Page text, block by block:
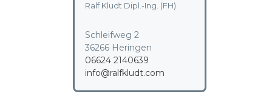
Ralf Kludt Dipl.-Ing. (FH)
Schleifweg 2
36266 Heringen
06624 2140639
info@ralfkludt.com